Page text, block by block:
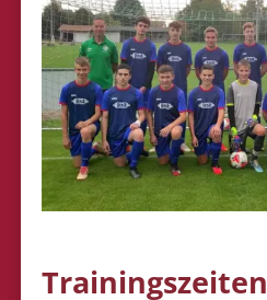
Trainingszeiten